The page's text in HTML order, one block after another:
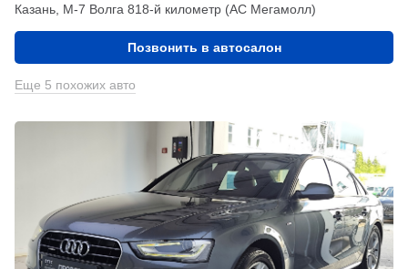
Казань, М-7 Волга 818-й километр (АС Мегамолл)
Позвонить в автосалон
Еще 5 похожих авто